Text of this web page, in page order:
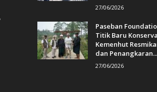
27/06/2026
Paseban
Titik Baru
Kemenhut
dan Penangkaran...
27/06/2026